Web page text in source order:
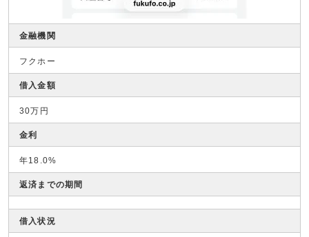
金融機関
フクホー
借入金額
30万円
金利
年18.0%
返済までの期間
借入状況